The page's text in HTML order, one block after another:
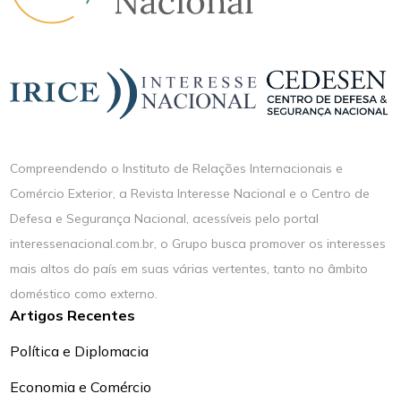
Compreendendo o Instituto de Relações Internacionais e
Comércio Exterior, a Revista Interesse Nacional e o Centro de
Defesa e Segurança Nacional, acessíveis pelo portal
interessenacional.com.br, o Grupo busca promover os interesses
mais altos do país em suas várias vertentes, tanto no âmbito
doméstico como externo.
Artigos Recentes
Política e Diplomacia
Economia e Comércio